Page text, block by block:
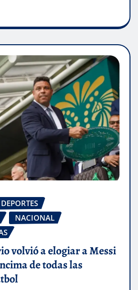
DEPORTES
NACIONAL
volvió a elogiar a Messi
de todas las